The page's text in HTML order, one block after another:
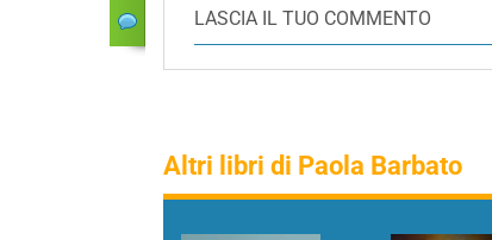
LASCIA IL TUO COMMENTO
Altri libri di Paola Barbato